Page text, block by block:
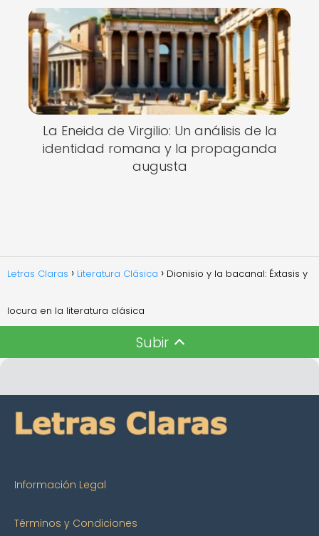
La Eneida de Virgilio: Un análisis de la
identidad romana y la propaganda
augusta
Letras Claras Literatura Clásica Dionisio y la bacanal: Éxtasis y
locura en la literatura clásica
Subir
Información Legal
Términos y Condiciones